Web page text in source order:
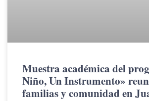
Muestra académica del
Niño, Un Instrumento»
familias y comunidad en